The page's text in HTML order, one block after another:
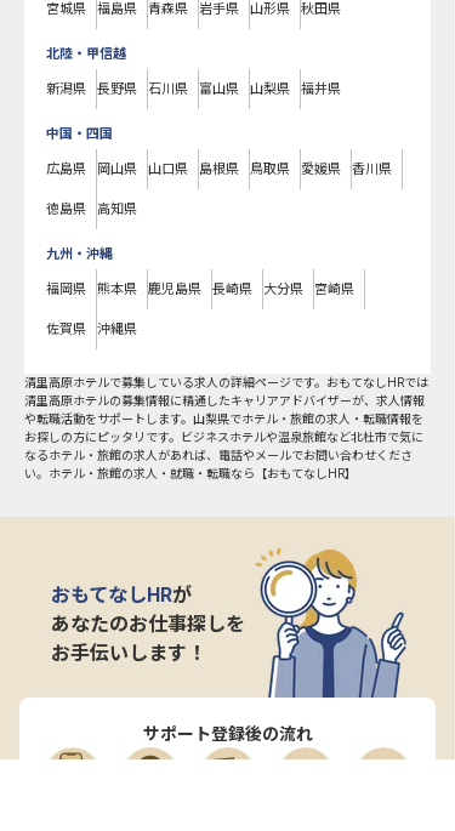
宮城県 福島県 青森県 岩手県 山形県 秋田県
北陸・甲信越
新潟県 長野県 石川県 富山県 山梨県 福井県
中国・四国
広島県 岡山県 山口県 島根県 鳥取県 愛媛県 香川県
徳島県 高知県
九州・沖縄
福岡県 熊本県 鹿児島県 長崎県 大分県 宮崎県
佐賀県 沖縄県
清里高原ホテルで募集している求人の詳細ページです。おもてなしHRでは
清里高原ホテルの募集情報に精通したキャリアアドバイザーが、求人情報
や転職活動をサポートします。山梨県でホテル・旅館の求人・転職情報を
お探しの方にピッタリです。ビジネスホテルや温泉旅館など北杜市で気に
なるホテル・旅館の求人があれば、電話やメールでお問い合わせくださ
い。ホテル・旅館の求人・就職・転職なら【おもてなしHR】
おもてなしHRが
あなたのお仕事探しを
お手伝いします！
サポート登録後の流れ